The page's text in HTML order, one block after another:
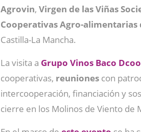
Agrovin, Virgen de las Viñas
Cooperativas Agro-alimentarias
Castilla-La Mancha.
La visita a Grupo Vinos Baco
cooperativas, reuniones con
intercooperación, financiación y
cierre en los Molinos de Viento de